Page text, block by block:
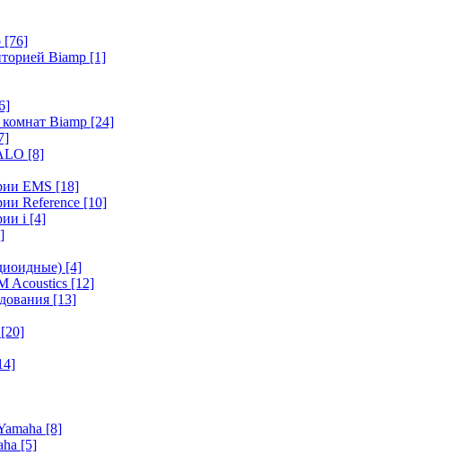
[76]
Biamp [1]
Biamp [24]
[8]
EMS [18]
Reference [10]
i [4]
[4]
Acoustics [12]
[13]
[20]
[8]
[5]